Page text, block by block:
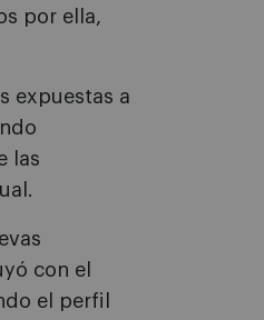
por ella,
expuestas a
las
con el
el perfil